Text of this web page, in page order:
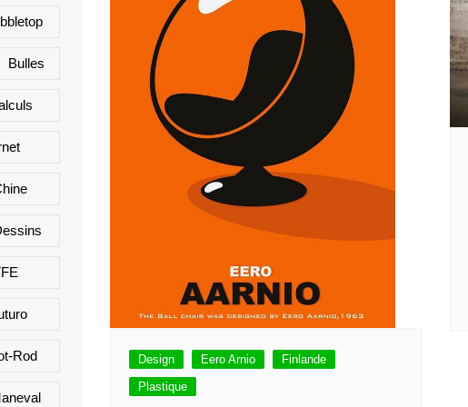
Design Eero Arnio
Finlande
Plastique
Bulles
Rod